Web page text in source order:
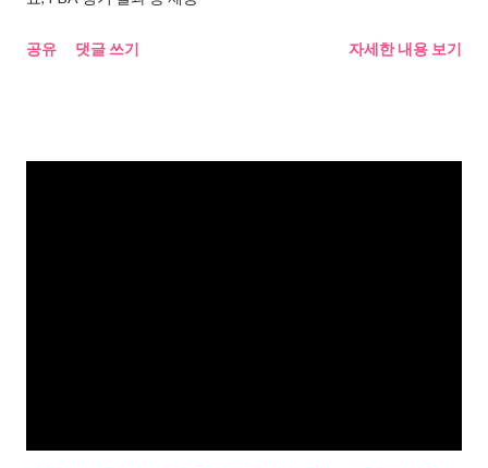
공유 댓글 쓰기 자세한 내용 보기